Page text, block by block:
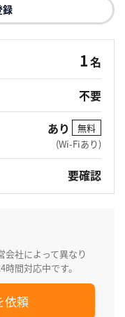
録
1名
不要
あり
無料
(Wi-Fiあり)
要確認
会社によって異なり
間対応中です。
依頼